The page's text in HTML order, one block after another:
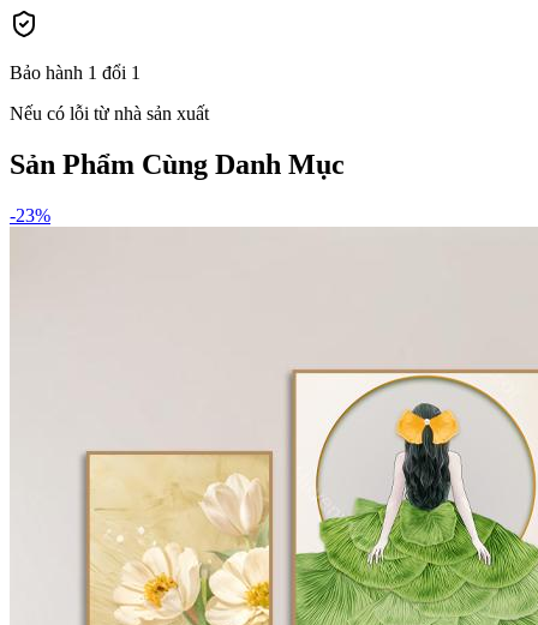
Bảo hành 1 đổi 1
Nếu có lỗi từ nhà sản xuất
Sản Phẩm Cùng Danh Mục
-23%